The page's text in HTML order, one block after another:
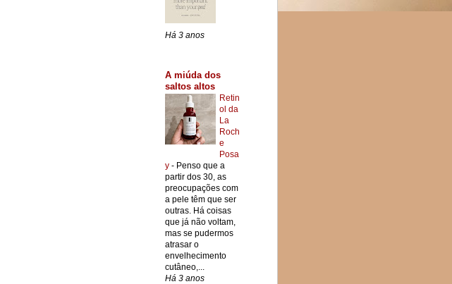
Há 3 anos
A miúda dos
saltos altos
Retin
ol da
La
Roch
e
Posa
y - Penso que a
partir dos 30, as
preocupações com
a pele têm que ser
outras. Há coisas
que já não voltam,
mas se pudermos
atrasar o
envelhecimento
cutâneo,...
Há 3 anos